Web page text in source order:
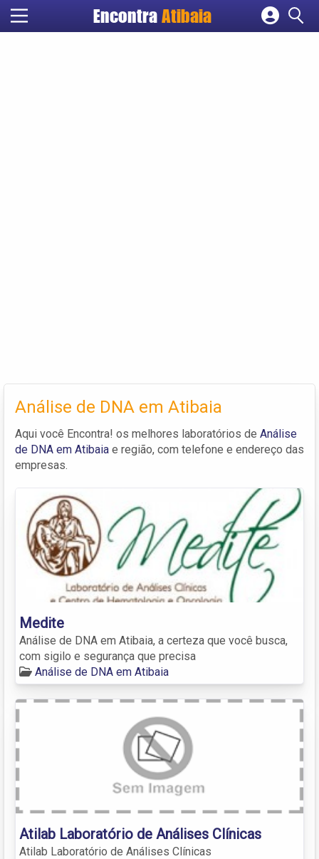
Encontra Atibaia
Análise de DNA em Atibaia
Aqui você Encontra! os melhores laboratórios de Análise
de DNA em Atibaia e região, com telefone e endereço das
empresas.
Medite
Análise de DNA em Atibaia, a certeza que você busca,
com sigilo e segurança que precisa
Análise de DNA em Atibaia
Atilab Laboratório de Análises Clínicas
Atilab Laboratório de Análises Clínicas